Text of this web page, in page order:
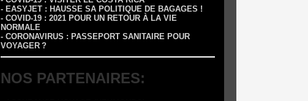
- EASYJET : HAUSSE SA POLITIQUE DE BAGAGES !
- COVID-19 : 2021 POUR UN RETOUR À LA VIE
NORMALE
- CORONAVIRUS : PASSEPORT SANITAIRE POUR
VOYAGER ?
NOS PARTENAIRES: